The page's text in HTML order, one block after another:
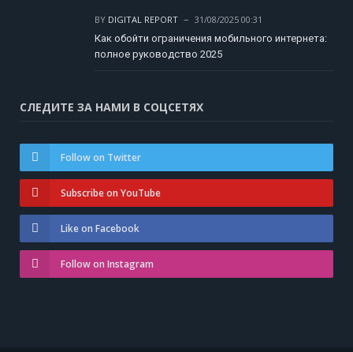
BY DIGITAL REPORT
31/08/2025 00:31
Как обойти ограничения мобильного интернета:
полное руководство 2025
СЛЕДИТЕ ЗА НАМИ В СОЦСЕТЯХ
Follow on Twitter
Subscribe on YouTube
Like on Facebook
Follow on Instagram